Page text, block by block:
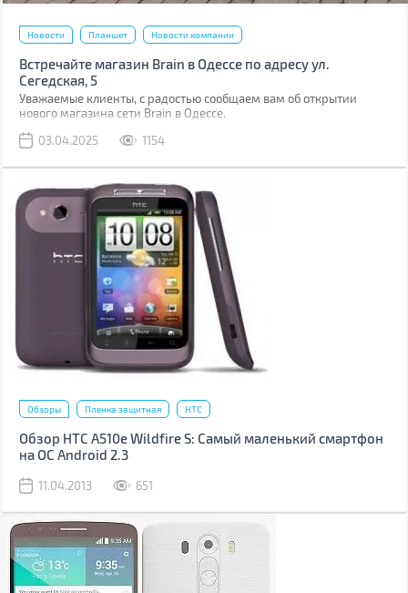
Новости Планшет Новости компании
Встречайте магазин Brain в Одессе по адресу ул.
Сегедская, 5
Уважаемые клиенты, с радостью сообщаем вам об открытии
нового магазина сети Brain в Одессе.
03.04.2025
1154
Обзоры Пленка защитная HTC
Обзор HTC A510e Wildfire S: Самый маленький смартфон
на ОС Android 2.3
11.04.2013 651